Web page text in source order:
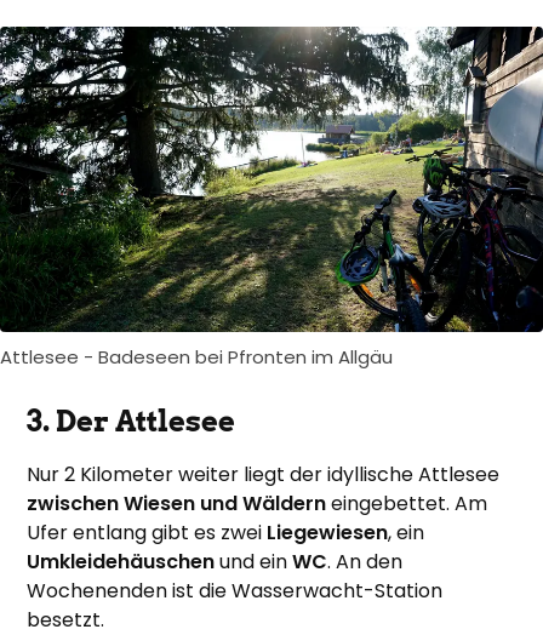
Attlesee - Badeseen bei Pfronten im Allgäu
3. Der Attlesee
Nur 2 Kilometer weiter liegt der idyllische Attlesee
zwischen Wiesen und Wälderneingebettet. Am
Ufer entlang gibt es zwei Liegewiesen, ein
Umkleidehäuschenund einWC. An den
Wochenenden ist die Wasserwacht-Station
besetzt.